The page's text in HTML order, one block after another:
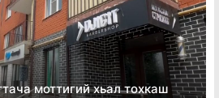
моттигий хьал тохкаш